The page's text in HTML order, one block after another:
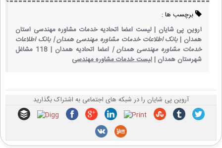
برچسب ها :
آروین پی شایان | لیست اعضا اتحادیه خدمات مشاوره مهندسی استان
همدان | بانک اطلاعات خدمات مشاوره مهندسی همدان | بانک اطلاعات
خدمات مشاوره مهندسی همدان | اعضا اتحادیه همدان |
118 مشاغل
شهرستان همدان |لیست خدمات مشاوره مهندسی
آروین پی شایان را در شبکه های اجتماعی به اشتراک بگذارید